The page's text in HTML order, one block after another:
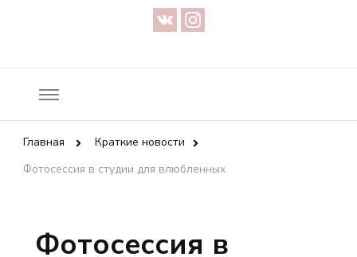
Главная
Краткие новости
Фотосессия в студии для влюбленных
Фотосессия в